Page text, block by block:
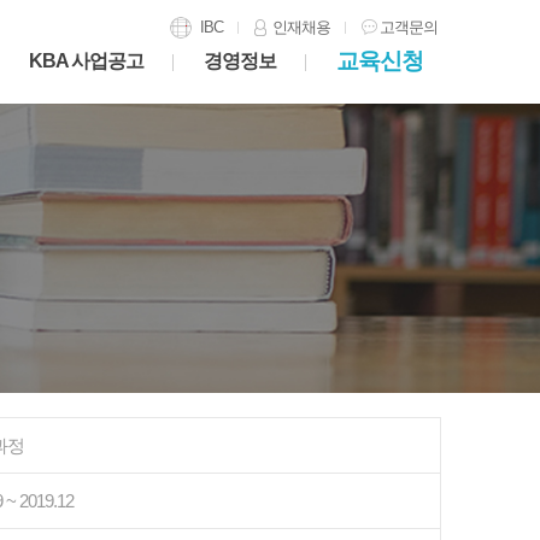
IBC 인재채용 고객문의
KBA 사업공고 경영정보 교육신청
정
~ 2019.12